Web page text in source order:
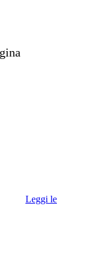
Leggi le